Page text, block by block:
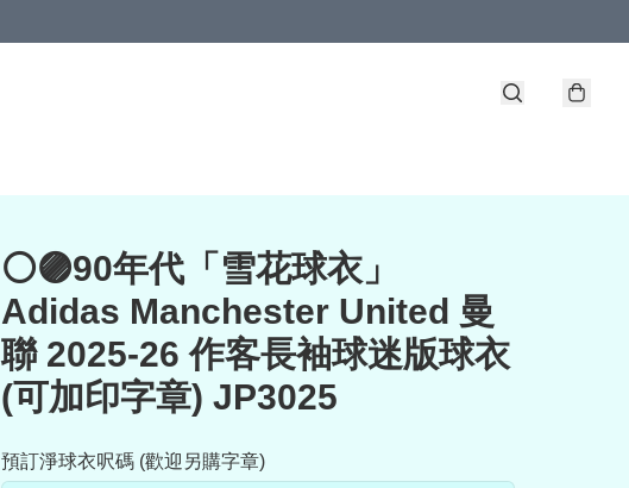
⚪🟣90年代「雪花球衣」
Adidas Manchester United 曼
聯 2025-26 作客長袖球迷版球衣
(可加印字章) JP3025
預訂淨球衣呎碼 (歡迎另購字章)